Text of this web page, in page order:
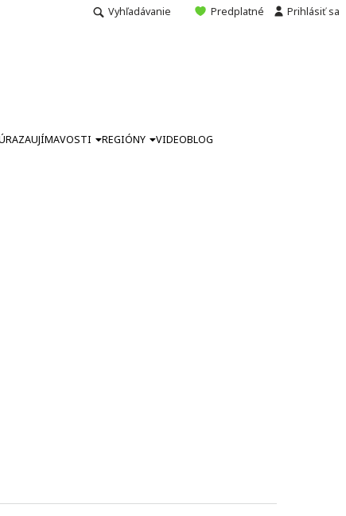
Vyhľadávanie Predplatné Prihlásiť sa
ZAUJÍMAVOSTI REGIÓNY VIDEOBLOG